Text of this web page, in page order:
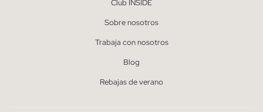
Club INSIDE
Sobre nosotros
Trabaja con nosotros
Blog
Rebajas de verano